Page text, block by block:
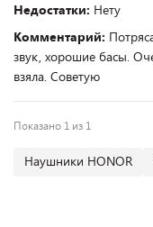
Недостатки: Нету
Комментарий:
звук, хорошие басы.
взяла. Советую
Показано 1 из 1
Наушники HONOR